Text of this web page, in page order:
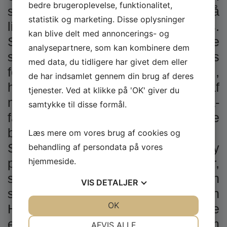
satte kursen mod fastlandet for at få
lidt mere at vide om hypnose i Århus.
Selv om han ikke er den allerstørste
skribent, så skulle han ikke snydes
for muligheden for at få et indblik i,
hvad hypnose i Århus kan udvirke af
mirakler mod en stigende corona-
fatigue blandt den danske
befolkning.
Så da vi først havde fået Ozzy
placeret behørigt i de bløde puder,
satte vi os selv til rette med pennen
spidset i mødelokalet hos Shin
Hypnose. Vi var spændte og ivrige
efter at suge al den information om
bedre brugeroplevelse, funktionalitet,
statistik og marketing. Disse oplysninger
kan blive delt med annoncerings- og
analysepartnere, som kan kombinere dem
med data, du tidligere har givet dem eller
de har indsamlet gennem din brug af deres
tjenester. Ved at klikke på 'OK' giver du
samtykke til disse formål.
Læs mere om vores brug af cookies og
behandling af persondata på vores
hjemmeside.
VIS DETALJER
AFVIS ALLE
OK